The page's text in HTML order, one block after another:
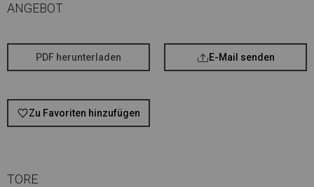
ANGEBOT
PDF herunterladen E-Mail senden
Zu Favoriten hinzufügen
TORE